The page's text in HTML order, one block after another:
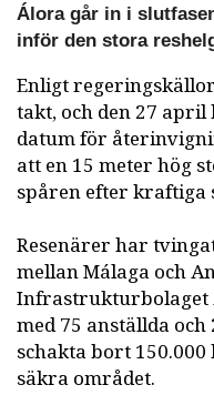
Álora går in i
inför den stora
Enligt
takt, och den 27
datum för
att en 15 meter hög
spåren efter kraftiga
Resenärer har
mellan Málaga och
Infrastrukturbolaget
med 75 anställda
schakta bort
säkra området.